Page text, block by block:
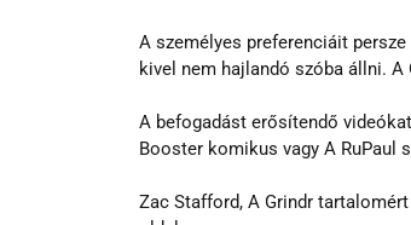
A személyes preferenciáit
kivel nem hajlandó szóba állni.
A befogadást erősítendő
Booster komikus vagy A RuPaul
Zac Stafford, A Grindr